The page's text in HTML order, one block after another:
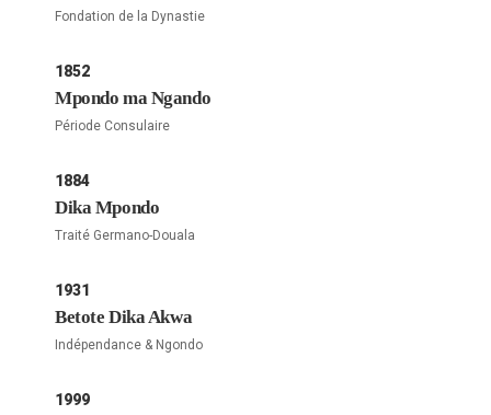
Fondation de la Dynastie
1852
Mpondo ma Ngando
Période Consulaire
1884
Dika Mpondo
Traité Germano-Douala
1931
Betote Dika Akwa
Indépendance & Ngondo
1999